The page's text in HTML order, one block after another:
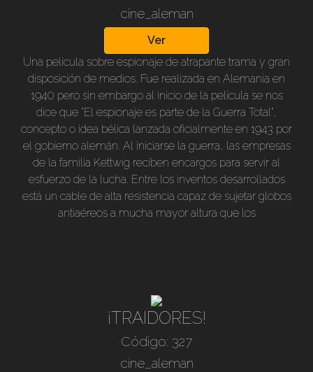
cine_aleman
Ver
Una película sobre espionaje de atrapante trama y gran
disposición de medios. Fue realizada en Alemania en
1940 pero sin embargo al inicio de la película se nos
dice que “El espionaje es parte de la Guerra Total”,
concepto o idea bélica lanzada oficialmente en 1943 por
el gobierno alemán. Al iniciarse la guerra, las empresas
de la familia Kettwig reciben encargos para servir al
esfuerzo de la lucha. Entre los inventos desarrollados
está un cable de alta resistencia capaz de sujetar globos
antiaéreos a mucha mayor altura que los
espías se pone en marcha de diversas formas con el
consecuente actuar del contraespionaje. Secuencias de
alemán subtitulado castellano. 88 min.
¡TRAIDORES!
Código: 327
cine_aleman